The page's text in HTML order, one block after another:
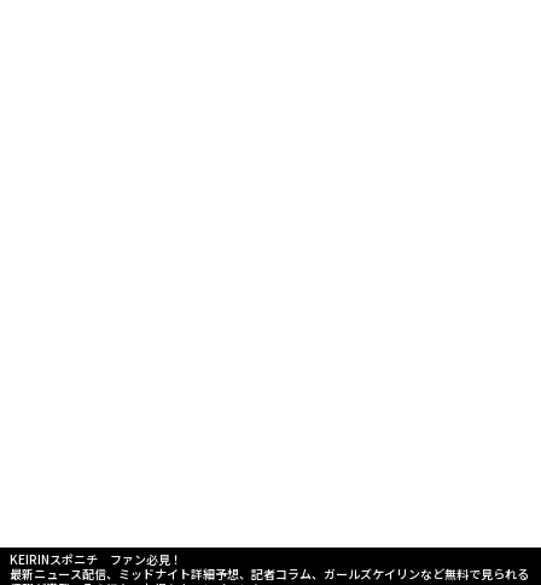
KEIRINスポニチ ファン必見！
最新ニュース配信、ミッドナイト詳細予想、記者コラム、ガールズケイリンなど無料で見られる